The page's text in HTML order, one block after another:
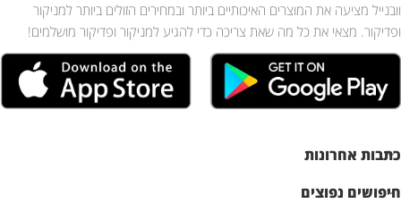
וובנייל מציעה את המוצרים האיכותיים ביותר ובמחירים הזולים ביותר למניקור
ופדיקור. מצאי את כל מה שאת צריכה כדי להגיע למניקור ופדיקור מושלמים!
כתבות אחרונות
חיפושים נפוצים